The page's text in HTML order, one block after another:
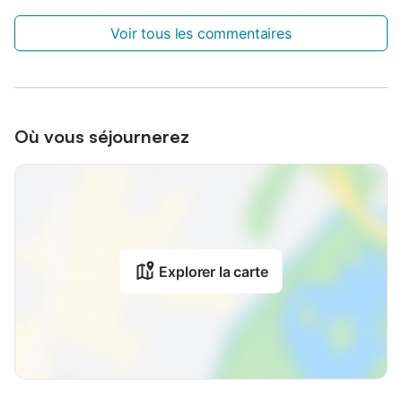
Voir tous les commentaires
Où vous séjournerez
Explorer la carte